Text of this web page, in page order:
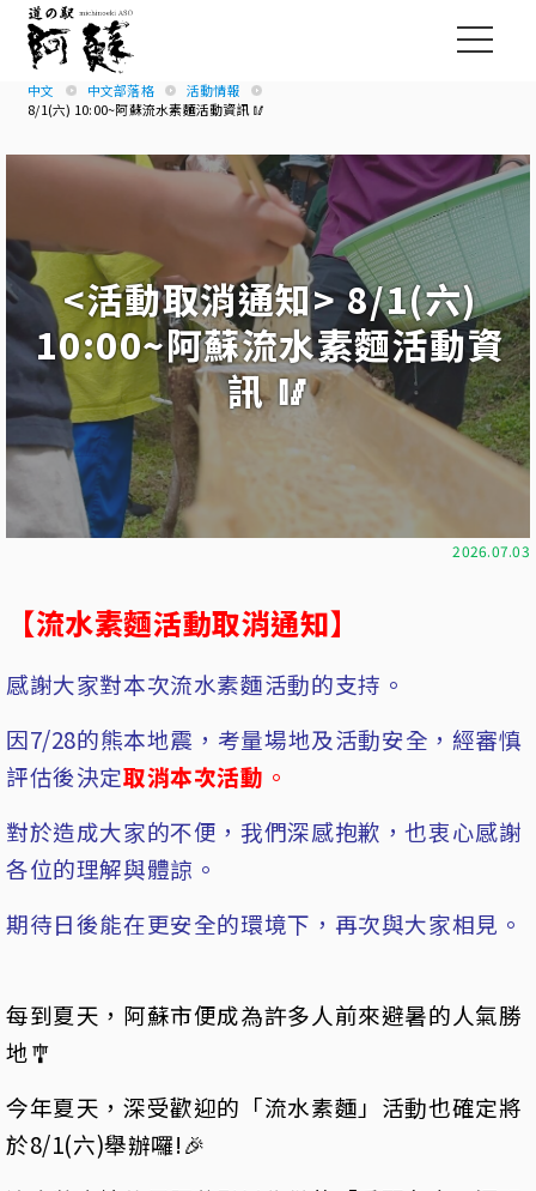
中文 中文部落格
活動情報
8/1(六) 10:00~阿蘇流水素麵活動資訊 🥢
<活動取消通知> 8/1(六)
10:00~阿蘇流水素麵活動資
訊 🥢
2026.07.03
【流水素麵活動取消通知】
感謝大家對本次流水素麵活動的支持。
因7/28的熊本地震，考量場地及活動安全，經審慎
評估後決定取消本次活動 。
對於造成大家的不便，我們深感抱歉，也衷心感謝
各位的理解與體諒。
期待日後能在更安全的環境下，再次與大家相見。
每到夏天，阿蘇市便成為許多人前來避暑的人氣勝
地🎐
今年夏天，深受歡迎的「流水素麵」活動也確定將
於8/1(六)舉辦囉!🎉